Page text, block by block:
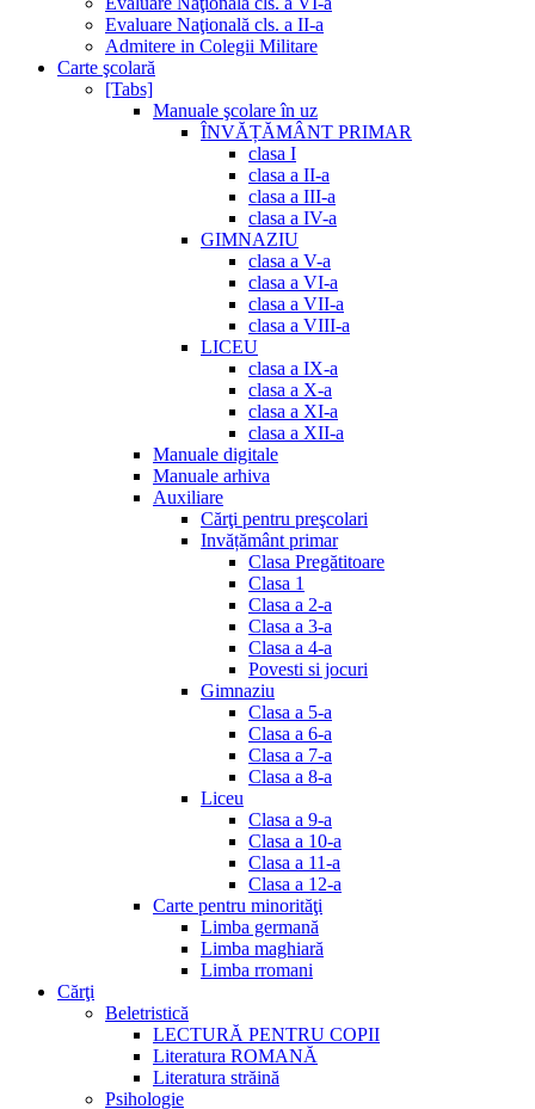
Evaluare Naţională cls. a II-a
Admitere in Colegii Militare
Carte şcolară
[Tabs]
Manuale şcolare în uz
ÎNVĂȚĂMÂNT PRIMAR
clasa I
clasa a II-a
clasa a III-a
clasa a IV-a
GIMNAZIU
clasa a V-a
clasa a VI-a
clasa a VII-a
clasa a VIII-a
LICEU
clasa a IX-a
clasa a X-a
clasa a XI-a
clasa a XII-a
Manuale digitale
Manuale arhiva
Auxiliare
Cărţi pentru preşcolari
Invățământ primar
Clasa Pregătitoare
Clasa 1
Clasa a 2-a
Clasa a 3-a
Clasa a 4-a
Povesti si jocuri
Gimnaziu
Clasa a 5-a
Clasa a 6-a
Clasa a 7-a
Clasa a 8-a
Liceu
Clasa a 9-a
Clasa a 10-a
Clasa a 11-a
Clasa a 12-a
Carte pentru minorităţi
Limba germană
Limba maghiară
Limba rromani
Cărţi
Beletristică
LECTURĂ PENTRU COPII
Literatura ROMANĂ
Literatura străină
Psihologie